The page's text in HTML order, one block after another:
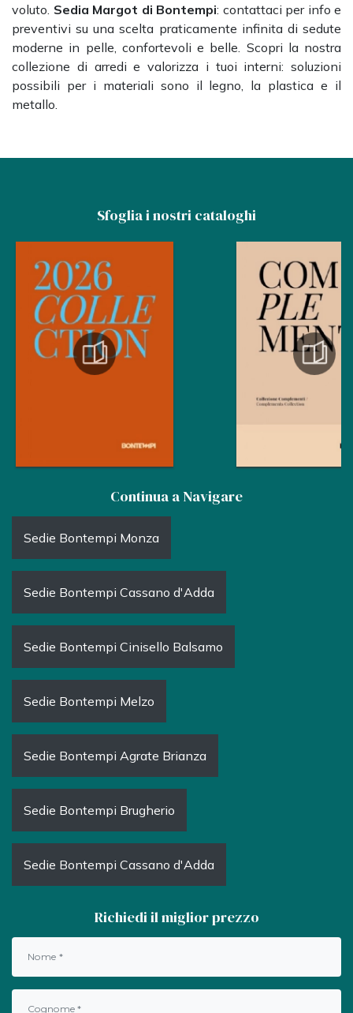
voluto. Sedia Margot di Bontempi: contattaci per info e
preventivi su una scelta praticamente infinita di sedute
moderne in pelle, confortevoli e belle. Scopri la nostra
collezione di arredi e valorizza i tuoi interni: soluzioni
possibili per i materiali sono il legno, la plastica e il
metallo.
Sfoglia i nostri cataloghi
Continua a Navigare
Sedie Bontempi Monza
Sedie Bontempi Cassano d'Adda
Sedie Bontempi Cinisello Balsamo
Sedie Bontempi Melzo
Sedie Bontempi Agrate Brianza
Sedie Bontempi Brugherio
Sedie Bontempi Cassano d'Adda
Richiedi il miglior prezzo